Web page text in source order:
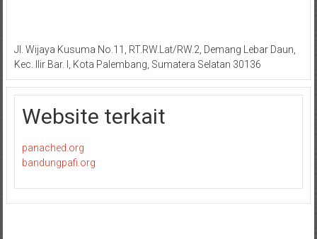
Jl. Wijaya Kusuma No.11, RT.RW.Lat/RW.2, Demang Lebar Daun,
Kec. Ilir Bar. I, Kota Palembang, Sumatera Selatan 30136
Website terkait
panached.org
bandungpafi.org